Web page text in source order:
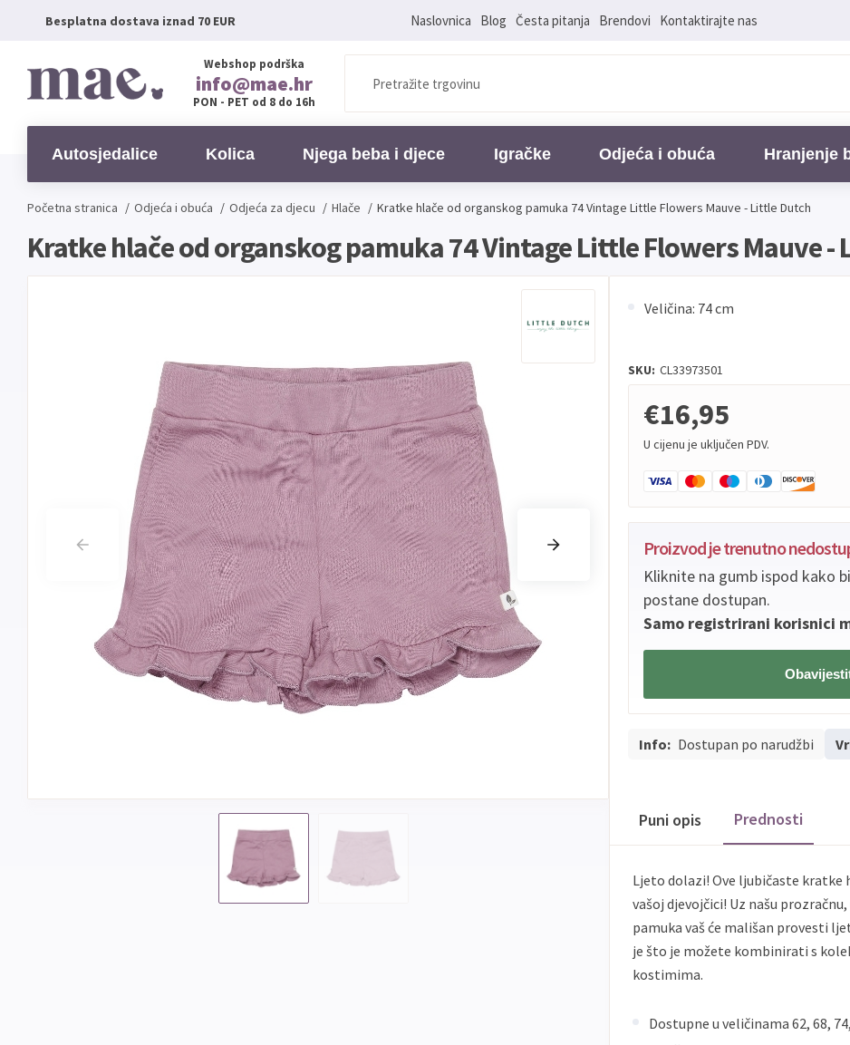
Besplatna dostava iznad 70 EUR Naslovnica Blog Česta pitanja Brendovi Kontaktirajte nas
Webshop podrška
info@mae.hr
PON - PET od 8 do 16h
Autosjedalice Kolica Njega beba i djece Igračke Odjeća i obuća Hranjenje
Početna stranica / Odjeća i obuća / Odjeća za djecu / Hlače / Kratke hlače od organskog pamuka 74 Vintage Little Flowers Mauve - Little Dutch
Kratke hlače od organskog pamuka 74 Vintage Little Flowers Mauve -
Veličina: 74 cm
SKU: CL33973501
€16,95
U cijenu je uključen PDV.
Proizvod je trenutno
Kliknite na gumb ispod kako
postane dostupan.
Samo registrirani korisnici
Info: Dostupan po narudžbi
Puni opis Prednosti
Ljeto dolazi! Ove ljubičaste kratke
vašoj djevojčici! Uz našu
pamuka vaš će mališan provesti
je što je možete kombinirati s
kostimima.
Dostupne u veličinama 62, 68,